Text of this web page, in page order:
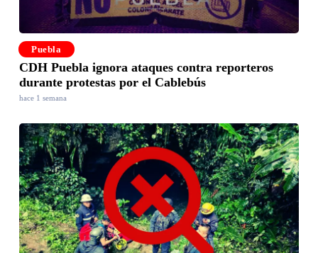
Puebla
CDH Puebla ignora ataques contra reporteros
durante protestas por el Cablebús
hace 1 semana